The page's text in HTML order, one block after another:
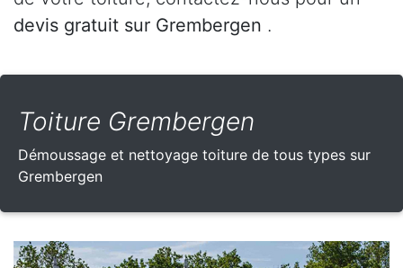
devis gratuit sur Grembergen .
Toiture Grembergen
Démoussage et nettoyage toiture de tous types sur
Grembergen